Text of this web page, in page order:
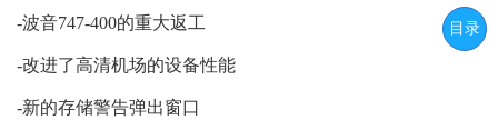
-波音747-400的重大返工
-改进了高清机场的设备性能
-新的存储警告弹出窗口
目录